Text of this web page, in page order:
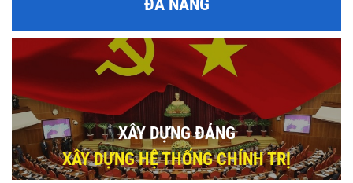
ĐÀ NẴNG
XÂY DỰNG ĐẢNG
XÂY DỰNG HỆ THỐNG CHÍNH TRỊ